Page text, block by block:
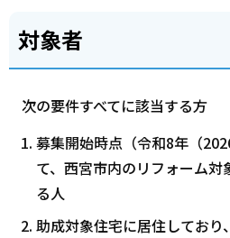
対象者
次の要件すべてに該当する方
募集開始時点（令和8年（
て、西宮市内のリフォーム
る人
助成対象住宅に居住しており